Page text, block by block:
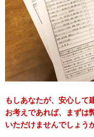
もしあなたが、安心して
お考えであれば、まずは
いただけませんでしょう